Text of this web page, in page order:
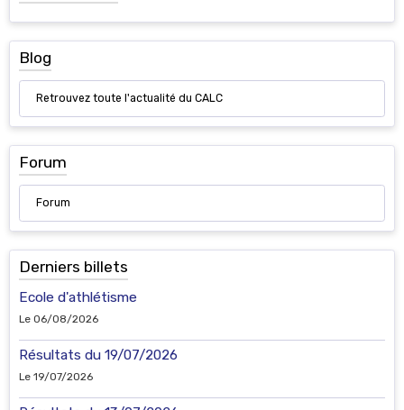
Blog
Retrouvez toute l'actualité du CALC
Forum
Forum
Derniers billets
Ecole d'athlétisme
Le 06/08/2026
Résultats du 19/07/2026
Le 19/07/2026